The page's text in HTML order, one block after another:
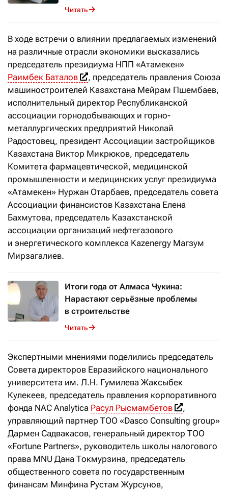
Читать
В ходе встречи о влиянии предлагаемых изменений
на различные отрасли экономики высказались
председатель президиума НПП «Атамекен»
Раимбек Баталов
, председатель правления Союза
машиностроителей Казахстана Мейрам Пшембаев,
исполнительный директор Республиканской
ассоциации горнодобывающих и горно-
металлургических предприятий Николай
Радостовец, президент Ассоциации застройщиков
Казахстана Виктор Микрюков, председатель
Комитета фармацевтической, медицинской
промышленности и медицинских услуг президиума
«Атамекен» Нуржан Отарбаев, председатель совета
Ассоциации финансистов Казахстана Елена
Бахмутова, председатель Казахстанской
ассоциации организаций нефтегазового
и энергетического комплекса Kazenergy Магзум
Мирзагалиев.
Итоги года от Алмаса Чукина:
Нарастают серьёзные проблемы
в строительстве
Читать
Экспертными мнениями поделились председатель
Совета директоров Евразийского национального
университета им. Л.Н. Гумилева Жаксыбек
Кулекеев, председатель правления корпоративного
фонда NAC Analytica Расул Рысмамбетов
,
управляющий партнер ТОО «Dasco Consulting group»
Дармен Садвакасов, генеральный директор ТОО
«Fortune Partners», руководитель школы налогового
права MNU Дана Токмурзина, председатель
общественного совета по государственным
финансам Минфина Рустам Журсунов,